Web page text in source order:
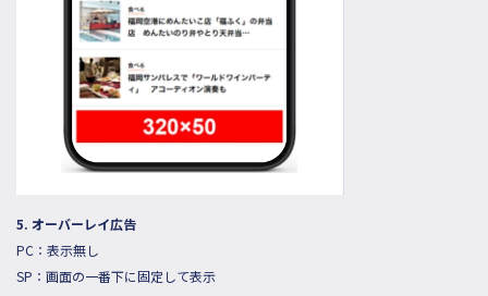
5. オーバーレイ広告
PC：表示無し
SP：画面の一番下に固定して表示